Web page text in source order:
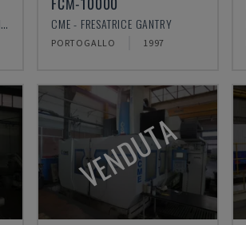
CME - CENTRO DI LAVORO VERTICALE CME - FRESATRICE GANTRY
PORTOGALLO 1997
VENDUTA